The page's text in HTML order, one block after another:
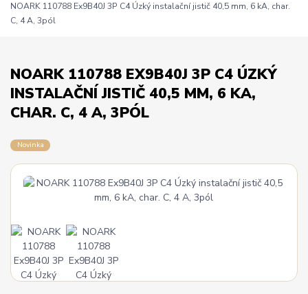
NOARK 110788 Ex9B40J 3P C4 Úzký instalační jistič 40,5 mm, 6 kA, char.
C, 4 A, 3pól
NOARK 110788 EX9B40J 3P C4 ÚZKÝ
INSTALAČNÍ JISTIČ 40,5 MM, 6 KA,
CHAR. C, 4 A, 3PÓL
Novinka